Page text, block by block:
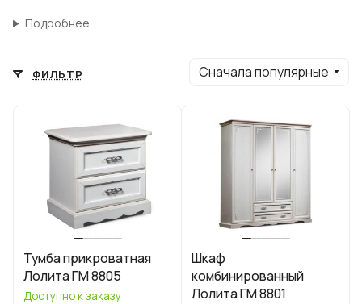
Подробнее
ФИЛЬТР Сначала популярные
Тумба прикроватная
Лолита ГМ 8805
Доступно к заказу
Шкаф
комбинированный
Лолита ГМ 8801